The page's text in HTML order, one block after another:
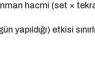
hacmi (set ×
yapıldığı) etkisi